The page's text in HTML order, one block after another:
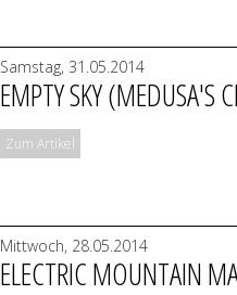
Samstag, 31.05.2014
EMPTY SKY (MEDUSA'S
Zum Artikel
Mittwoch, 28.05.2014
ELECTRIC MOUNTAIN